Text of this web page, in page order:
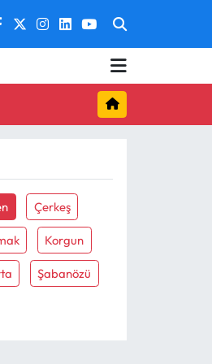
Çerkeş
Korgun
Şabanözü